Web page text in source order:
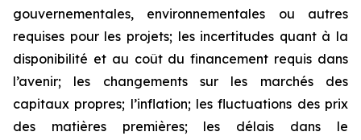
gouvernementales, environnementales ou autres
requises pour les projets; les incertitudes quant à la
disponibilité et au coût du financement requis dans
l’avenir; les changements sur les marchés des
capitaux propres; l’inflation; les fluctuations des prix
des matières premières; les délais dans le